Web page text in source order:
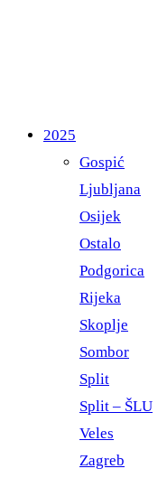
2025
Gospić
Ljubljana
Osijek
Ostalo
Podgorica
Rijeka
Skoplje
Sombor
Split
Split – ŠLU
Veles
Zagreb